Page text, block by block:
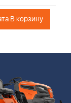
В корзину